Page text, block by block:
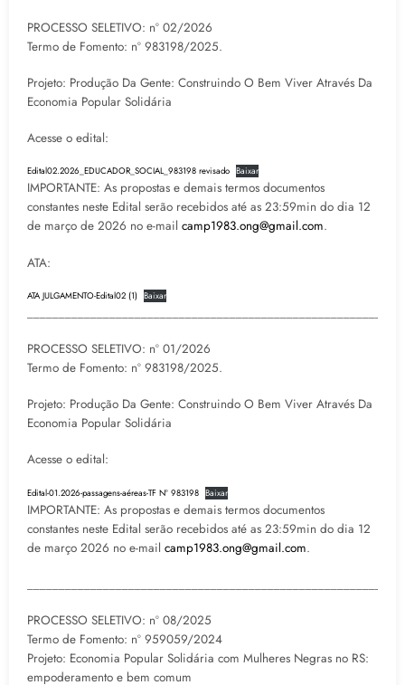
PROCESSO SELETIVO: nº 02/2026
Termo de Fomento: nº 983198/2025.
Projeto: Produção Da Gente: Construindo O Bem Viver Através Da
Economia Popular Solidária
Acesse o edital:
Edital02.2026_EDUCADOR_SOCIAL_983198 revisado Baixar
IMPORTANTE: As propostas e demais termos documentos
constantes neste Edital serão recebidos até as 23:59min do dia 12
de março de 2026 no e-mail camp1983.ong@gmail.com.
ATA:
ATA JULGAMENTO-Edital02 (1) Baixar
PROCESSO SELETIVO: nº 01/2026
Termo de Fomento: nº 983198/2025.
Projeto: Produção Da Gente: Construindo O Bem Viver Através Da
Economia Popular Solidária
Acesse o edital:
Edital-01.2026-passagens-aéreas-TF Nº 983198 Baixar
IMPORTANTE: As propostas e demais termos documentos
constantes neste Edital serão recebidos até as 23:59min do dia 12
de março 2026 no e-mail camp1983.ong@gmail.com.
PROCESSO SELETIVO: nº 08/2025
Termo de Fomento: nº 959059/2024
Projeto: Economia Popular Solidária com Mulheres Negras no RS:
empoderamento e bem comum